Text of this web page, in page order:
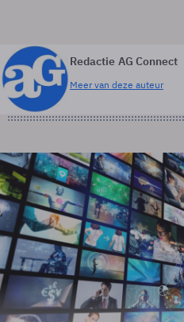
Redactie AG Connect
Meer van deze auteur